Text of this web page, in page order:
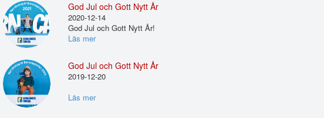
God Jul och Gott Nytt År
2020-12-14
God Jul och Gott Nytt År!
Läs mer
God Jul och Gott Nytt År
2019-12-20
Läs mer